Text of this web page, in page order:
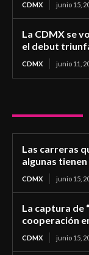
CDMX junio 15,
La CDMX se
el debut
CDMX junio 11,
Las carreras
algunas
CDMX junio 15,
La captura de
cooperación
CDMX junio 15,